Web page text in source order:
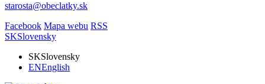
starosta@obeclatky.sk
Facebook Mapa webu RSS
SKSlovensky
SKSlovensky
ENEnglish